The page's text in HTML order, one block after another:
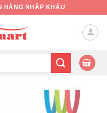
HÀNG NHẬP KHẨU